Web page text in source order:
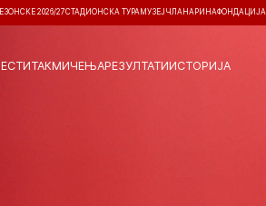
2026/27СТАДИОНСКА ТУРА МУЗЕЈ ЧЛАНАРИНАФОНДАЦИЈА
ТАКМИЧЕЊАРЕЗУЛТАТИИСТОРИЈА